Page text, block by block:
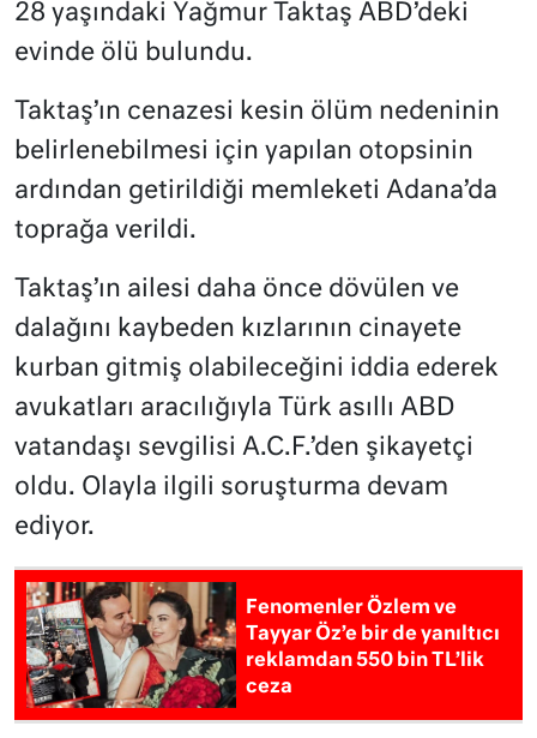
28 yaşındaki Yağmur Taktaş ABD’deki
evinde ölü bulundu.
Taktaş’ın cenazesi kesin ölüm nedeninin
belirlenebilmesi için yapılan otopsinin
ardından getirildiği memleketi Adana’da
toprağa verildi.
Taktaş’ın ailesi daha önce dövülen ve
dalağını kaybeden kızlarının cinayete
kurban gitmiş olabileceğini iddia ederek
avukatları aracılığıyla Türk asıllı ABD
vatandaşı sevgilisi A.C.F.’den şikayetçi
oldu. Olayla ilgili soruşturma devam
ediyor.
Fenomenler Özlem ve
Tayyar Öz’e bir de yanıltıcı
reklamdan 550 bin TL’lik
ceza